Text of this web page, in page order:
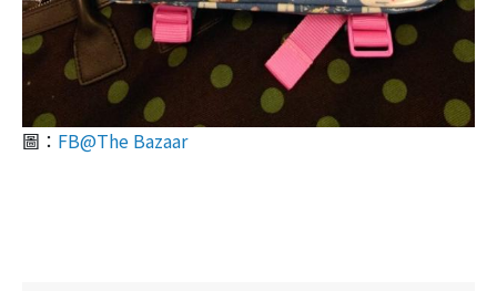
圖： FB@The Bazaar